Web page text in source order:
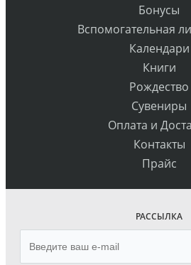
Бонусы
Вспомогательная
Календари
Книги
Рождество
Сувениры
Оплата и
Контакты
Прайс
РАССЫЛКА